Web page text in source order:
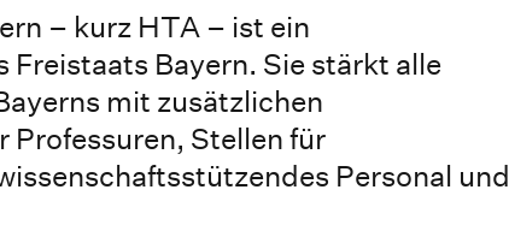
– kurz HTA – ist ein
Bayern. Sie stärkt alle
mit zusätzlichen
Professuren, Stellen für
Personal und